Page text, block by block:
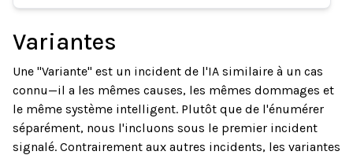
Variantes
Une "Variante" est un incident de l'IA similaire à un cas
connu—il a les mêmes causes, les mêmes dommages et
le même système intelligent. Plutôt que de l'énumérer
séparément, nous l'incluons sous le premier incident
signalé. Contrairement aux autres incidents, les variantes